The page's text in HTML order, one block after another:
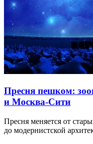
Пресня пешком:
и Москва-Сити
Пресня меняется от
до модернистской